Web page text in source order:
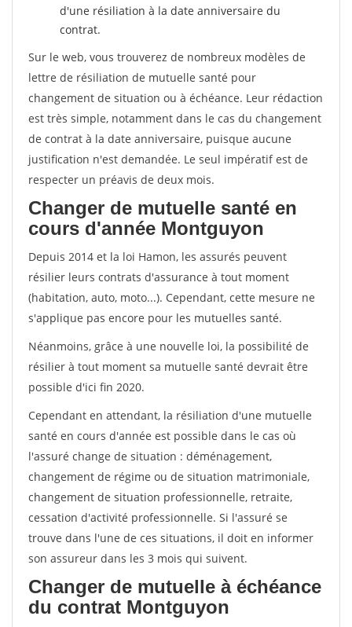
d'une résiliation à la date anniversaire du
contrat.
Sur le web, vous trouverez de nombreux modèles de
lettre de résiliation de mutuelle santé pour
changement de situation ou à échéance. Leur rédaction
est très simple, notamment dans le cas du changement
de contrat à la date anniversaire, puisque aucune
justification n'est demandée. Le seul impératif est de
respecter un préavis de deux mois.
Changer de mutuelle santé en
cours d'année Montguyon
Depuis 2014 et la loi Hamon, les assurés peuvent
résilier leurs contrats d'assurance à tout moment
(habitation, auto, moto...). Cependant, cette mesure ne
s'applique pas encore pour les mutuelles santé.
Néanmoins, grâce à une nouvelle loi, la possibilité de
résilier à tout moment sa mutuelle santé devrait être
possible d'ici fin 2020.
Cependant en attendant, la résiliation d'une mutuelle
santé en cours d'année est possible dans le cas où
l'assuré change de situation : déménagement,
changement de régime ou de situation matrimoniale,
changement de situation professionnelle, retraite,
cessation d'activité professionnelle. Si l'assuré se
trouve dans l'une de ces situations, il doit en informer
son assureur dans les 3 mois qui suivent.
Changer de mutuelle à échéance
du contrat Montguyon